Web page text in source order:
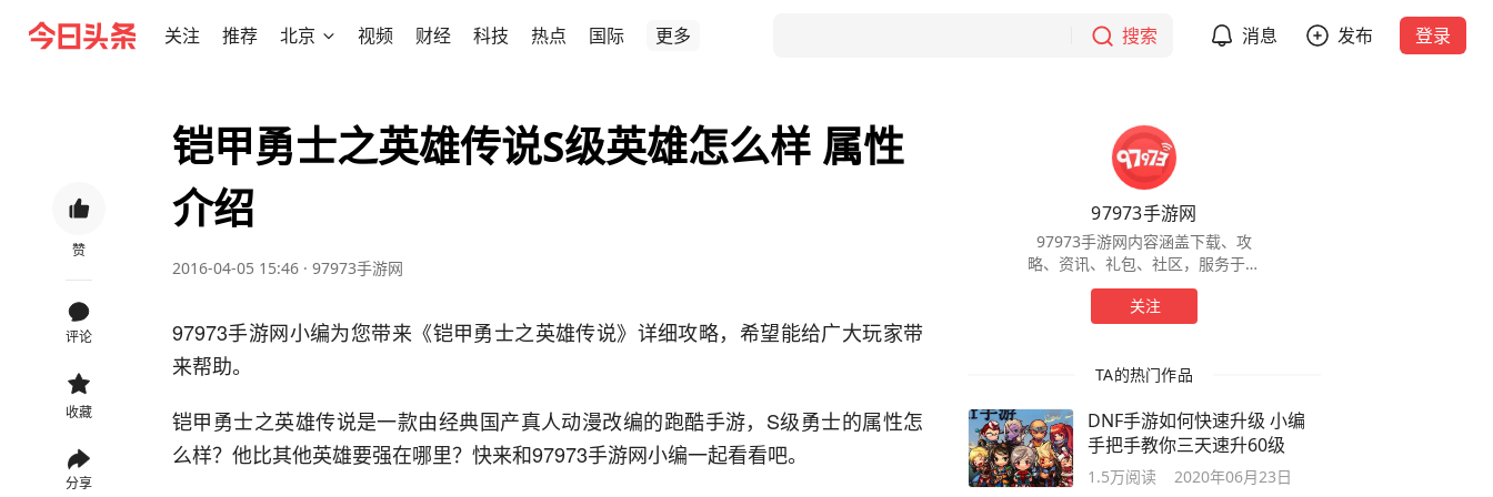
关注 推荐 北京 视频 财经 科技 热点 国际 更多 搜索 消息 发布 登录
赞
评论
收藏
分享
铠甲勇士之英雄传说S级英雄怎么样 属性
介绍
2016-04-05 15:46 · 97973手游网
97973手游网小编为您带来《铠甲勇士之英雄传说》详细攻略，希望能给广大玩家带
来帮助。
铠甲勇士之英雄传说是一款由经典国产真人动漫改编的跑酷手游，S级勇士的属性怎
么样？他比其他英雄要强在哪里？快来和97973手游网小编一起看看吧。
97973手游网
97973手游网内容涵盖下载、攻
略、资讯、礼包、社区，服务于全
球手游玩家，为玩家提供一站式服
务。
关注
TA的热门作品
DNF手游如何快速升级 小编
手把手教你三天速升60级
1.5万阅读 2020年06月23日